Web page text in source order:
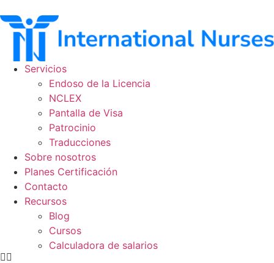
al
contenido
Servicios
Endoso de la Licencia
NCLEX
Pantalla de Visa
Patrocinio
Traducciones
Sobre nosotros
Planes Certificación
Contacto
Recursos
Blog
Cursos
Calculadora de salarios